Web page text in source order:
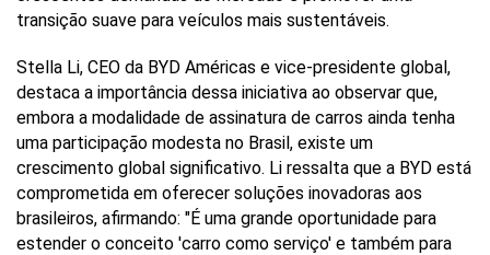
transição suave para veículos mais sustentáveis.
Stella Li, CEO da BYD Américas e vice-presidente global,
destaca a importância dessa iniciativa ao observar que,
embora a modalidade de assinatura de carros ainda tenha
uma participação modesta no Brasil, existe um
crescimento global significativo. Li ressalta que a BYD está
comprometida em oferecer soluções inovadoras aos
brasileiros, afirmando: "É uma grande oportunidade para
estender o conceito 'carro como serviço' e também para